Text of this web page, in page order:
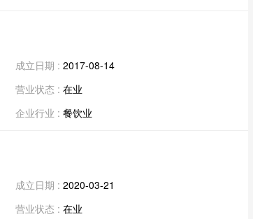
成立日期 : 2017-08-14
营业状态 : 在业
企业行业 : 餐饮业
成立日期 : 2020-03-21
营业状态 : 在业